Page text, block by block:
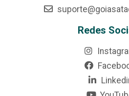
Redes